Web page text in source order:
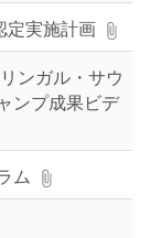
定実施計画
ンガル・サウ
ンプ成果ビデ
ム